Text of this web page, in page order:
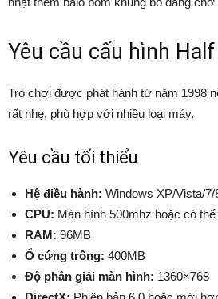
Yêu cầu cấu hình
Trò chơi được phát hành từ năm 1998
rất nhẹ, phù hợp với nhiều loại máy.
Yêu cầu tối thiểu
Hệ điều hành: Windows XP/Vista/7/
CPU: Màn hình 500mhz hoặc có
RAM: 96MB
Ổ cứng trống: 400MB
Độ phân giải màn hình: 1360×768